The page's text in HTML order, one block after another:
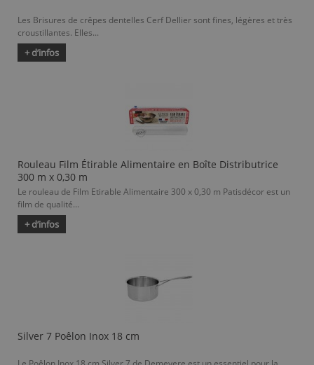
Les Brisures de crêpes dentelles Cerf Dellier sont fines, légères et très
croustillantes. Elles...
+ d’infos
Rouleau Film Étirable Alimentaire en Boîte Distributrice
300 m x 0,30 m
Le rouleau de Film Etirable Alimentaire 300 x 0,30 m Patisdécor est un
film de qualité...
+ d’infos
Silver 7 Poêlon Inox 18 cm
Le Poêlon Inox 18 cm Silver 7 de Demeyere est un essentiel pour la